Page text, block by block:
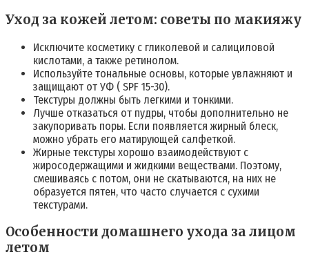
Уход за кожей летом: советы по макияжу
Исключите косметику с гликолевой и салициловой
кислотами, а также ретинолом.
Используйте тональные основы, которые увлажняют и
защищают от УФ ( SPF 15-30).
Текстуры должны быть легкими и тонкими.
Лучше отказаться от пудры, чтобы дополнительно не
закупоривать поры. Если появляется жирный блеск,
можно убрать его матирующей салфеткой.
Жирные текстуры хорошо взаимодействуют с
жиросодержащими и жидкими веществами. Поэтому,
смешиваясь с потом, они не скатываются, на них не
образуется пятен, что часто случается с сухими
текстурами.
Особенности домашнего ухода за лицом
летом